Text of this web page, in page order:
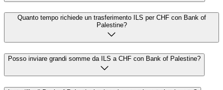
Quanto tempo richiede un trasferimento ILS per CHF con Bank of
Palestine?
Posso inviare grandi somme da ILS a CHF con Bank of Palestine?